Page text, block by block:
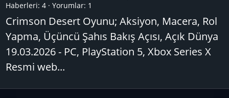
Haberleri: 4 Yorumlar: 1
Crimson Desert Oyunu; Aksiyon, Macera, Rol
Yapma, Üçüncü Şahıs Bakış Açısı, Açık Dünya
19.03.2026 - PC, PlayStation 5, Xbox Series X
Resmi web...